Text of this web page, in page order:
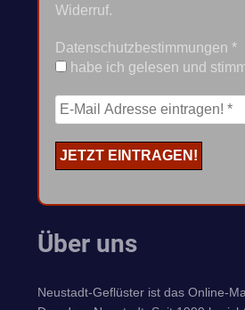
Widerruf.
Datenschutzbestimmungen *
habe ich gelesen und
Über uns
Neustadt-Geflüster ist das Online-